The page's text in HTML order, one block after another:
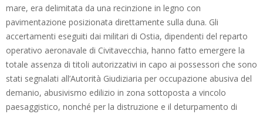
mare, era delimitata da una recinzione in legno con
pavimentazione posizionata direttamente sulla duna. Gli
accertamenti eseguiti dai militari di Ostia, dipendenti del reparto
operativo aeronavale di Civitavecchia, hanno fatto emergere la
totale assenza di titoli autorizzativi in capo ai possessori che sono
stati segnalati all’Autorità Giudiziaria per occupazione abusiva del
demanio, abusivismo edilizio in zona sottoposta a vincolo
paesaggistico, nonché per la distruzione e il deturpamento di